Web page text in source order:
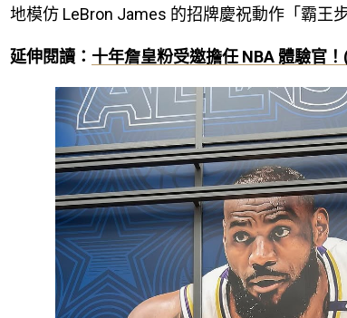
地模仿 LeBron James 的招牌慶祝動作「霸王
延伸閱讀： 十年詹皇粉受邀擔任 NBA 體驗官